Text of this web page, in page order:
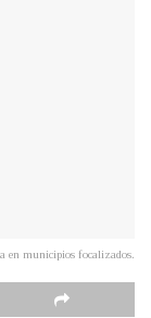
en municipios focalizados.